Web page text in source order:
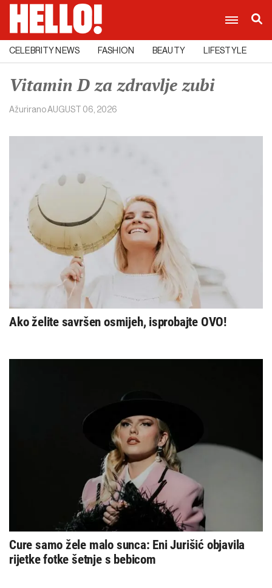
CELEBRITY NEWS FASHION BEAUTY LIFESTYLE
Vitamin D za zdravlje zubi
AžuriranoAUGUST 06, 2026
Ako želite savršen osmijeh, isprobajte OVO!
Cure samo žele malo sunca: Eni Jurišić objavila
rijetke fotke šetnje s bebicom